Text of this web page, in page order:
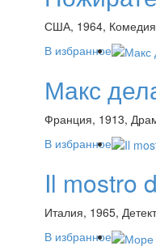
США, 1964,
В избранное
Макс
Франция, 1913,
В избранное
Il mostro
Италия, 1965,
В избранное